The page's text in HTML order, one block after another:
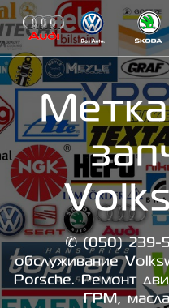
✆ (050) 239-
обслуживание
Porsche. Ремонт
ГРМ,